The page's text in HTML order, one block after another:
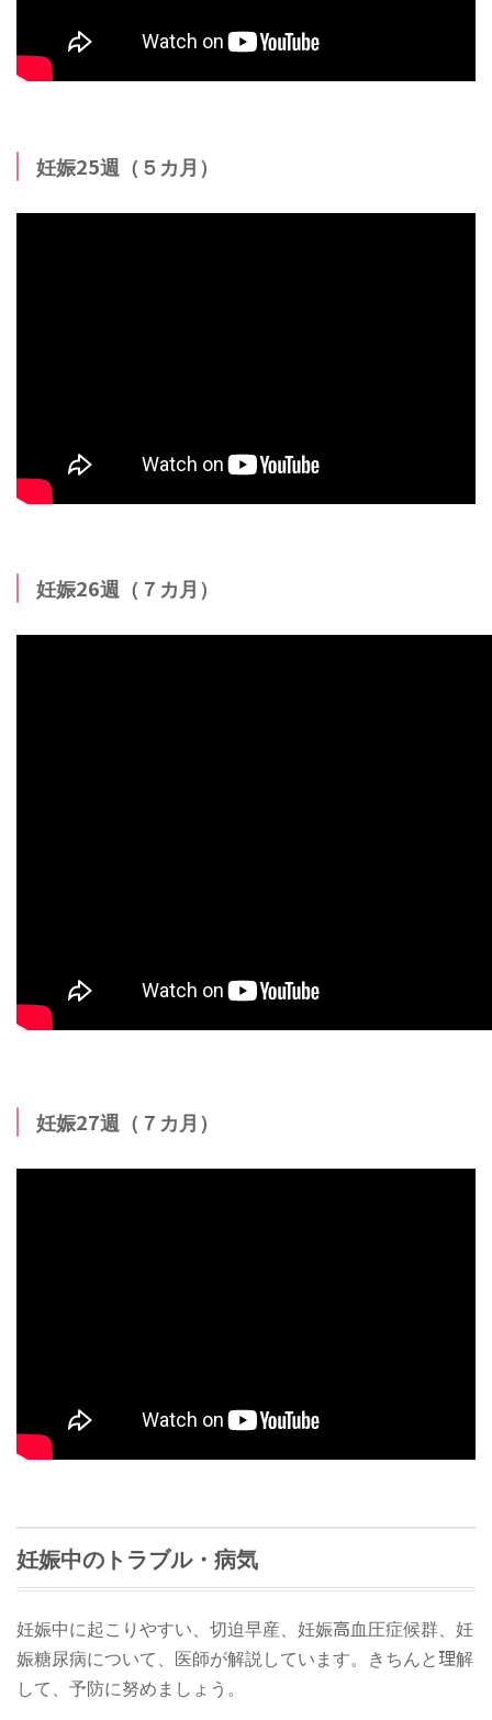
妊娠25週（５カ月）
妊娠26週（７カ月）
妊娠27週（７カ月）
妊娠中のトラブル・病気
妊娠中に起こりやすい、切迫早産、妊娠高血圧症候群、妊
娠糖尿病について、医師が解説しています。きちんと理解
して、予防に努めましょう。